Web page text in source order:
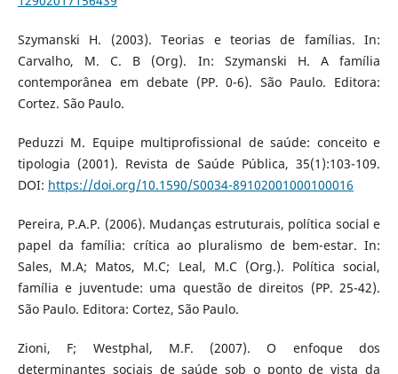
Szymanski H. (2003). Teorias e teorias de famílias. In:
Carvalho, M. C. B (Org). In: Szymanski H. A família
contemporânea em debate (PP. 0-6). São Paulo. Editora:
Cortez. São Paulo.
Peduzzi M. Equipe multiprofissional de saúde: conceito e
tipologia (2001). Revista de Saúde Pública, 35(1):103-109.
DOI: https://doi.org/10.1590/S0034-89102001000100016
Pereira, P.A.P. (2006). Mudanças estruturais, política social e
papel da família: crítica ao pluralismo de bem-estar. In:
Sales, M.A; Matos, M.C; Leal, M.C (Org.). Política social,
família e juventude: uma questão de direitos (PP. 25-42).
São Paulo. Editora: Cortez, São Paulo.
Zioni, F; Westphal, M.F. (2007). O enfoque dos
determinantes sociais de saúde sob o ponto de vista da